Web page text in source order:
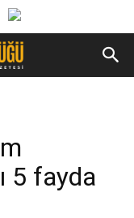
5 fayda